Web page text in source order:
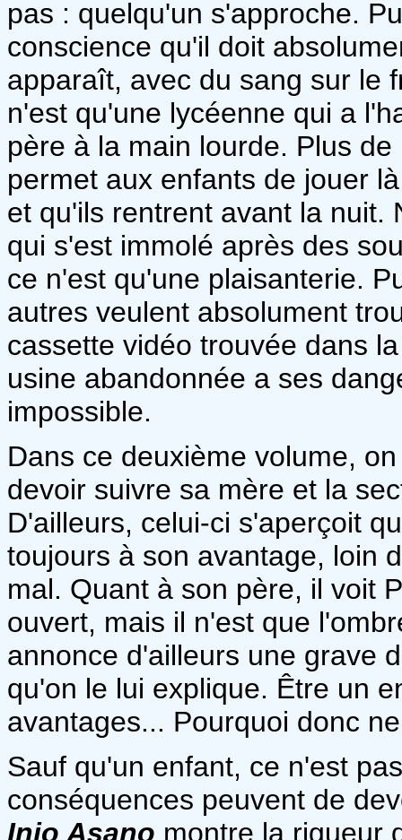
pas : quelqu'un s'approche.
conscience qu'il doit
apparaît, avec du sang sur le
n'est qu'une lycéenne qui a
père à la main lourde. Plus
permet aux enfants de jouer
et qu'ils rentrent avant la nuit.
qui s'est immolé après des
ce n'est qu'une plaisanterie.
autres veulent absolument
cassette vidéo trouvée dans
usine abandonnée a ses
impossible.
Dans ce deuxième volume,
devoir suivre sa mère et la
D'ailleurs, celui-ci s'aperçoit
toujours à son avantage, loin
mal. Quant à son père, il voit
ouvert, mais il n'est que
annonce d'ailleurs une grave
qu'on le lui explique. Être un
avantages... Pourquoi donc
Sauf qu'un enfant, ce n'est
conséquences peuvent de
Inio Asano montre la rigueur